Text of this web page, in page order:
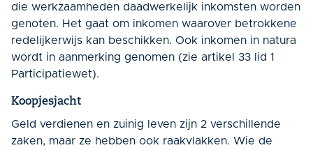
die werkzaamheden daadwerkelijk inkomsten worden
genoten. Het gaat om inkomen waarover betrokkene
redelijkerwijs kan beschikken. Ook inkomen in natura
wordt in aanmerking genomen (zie artikel 33 lid 1
Participatiewet).
Koopjesjacht
Geld verdienen en zuinig leven zijn 2 verschillende
zaken, maar ze hebben ook raakvlakken. Wie de